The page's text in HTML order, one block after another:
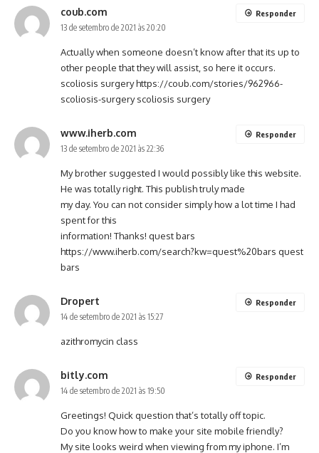
coub.com
13 de setembro de 2021 às 20:20
Actually when someone doesn’t know after that its up to
other people that they will assist, so here it occurs.
scoliosis surgeryhttps://coub.com/stories/962966-
scoliosis-surgeryscoliosis surgery
Responder
www.iherb.com
13 de setembro de 2021 às 22:36
My brother suggested I would possibly like this website.
He was totally right. This publish truly made
my day. You can not consider simply how a lot time I had
spent for this
information! Thanks! quest bars
https://www.iherb.com/search?kw=quest%20bars quest
bars
Responder
Dropert
14 de setembro de 2021 às 15:27
azithromycin class
Responder
bitly.com
14 de setembro de 2021 às 19:50
Greetings! Quick question that’s totally off topic.
Do you know how to make your site mobile friendly?
My site looks weird when viewing from my iphone. I’m
Responder